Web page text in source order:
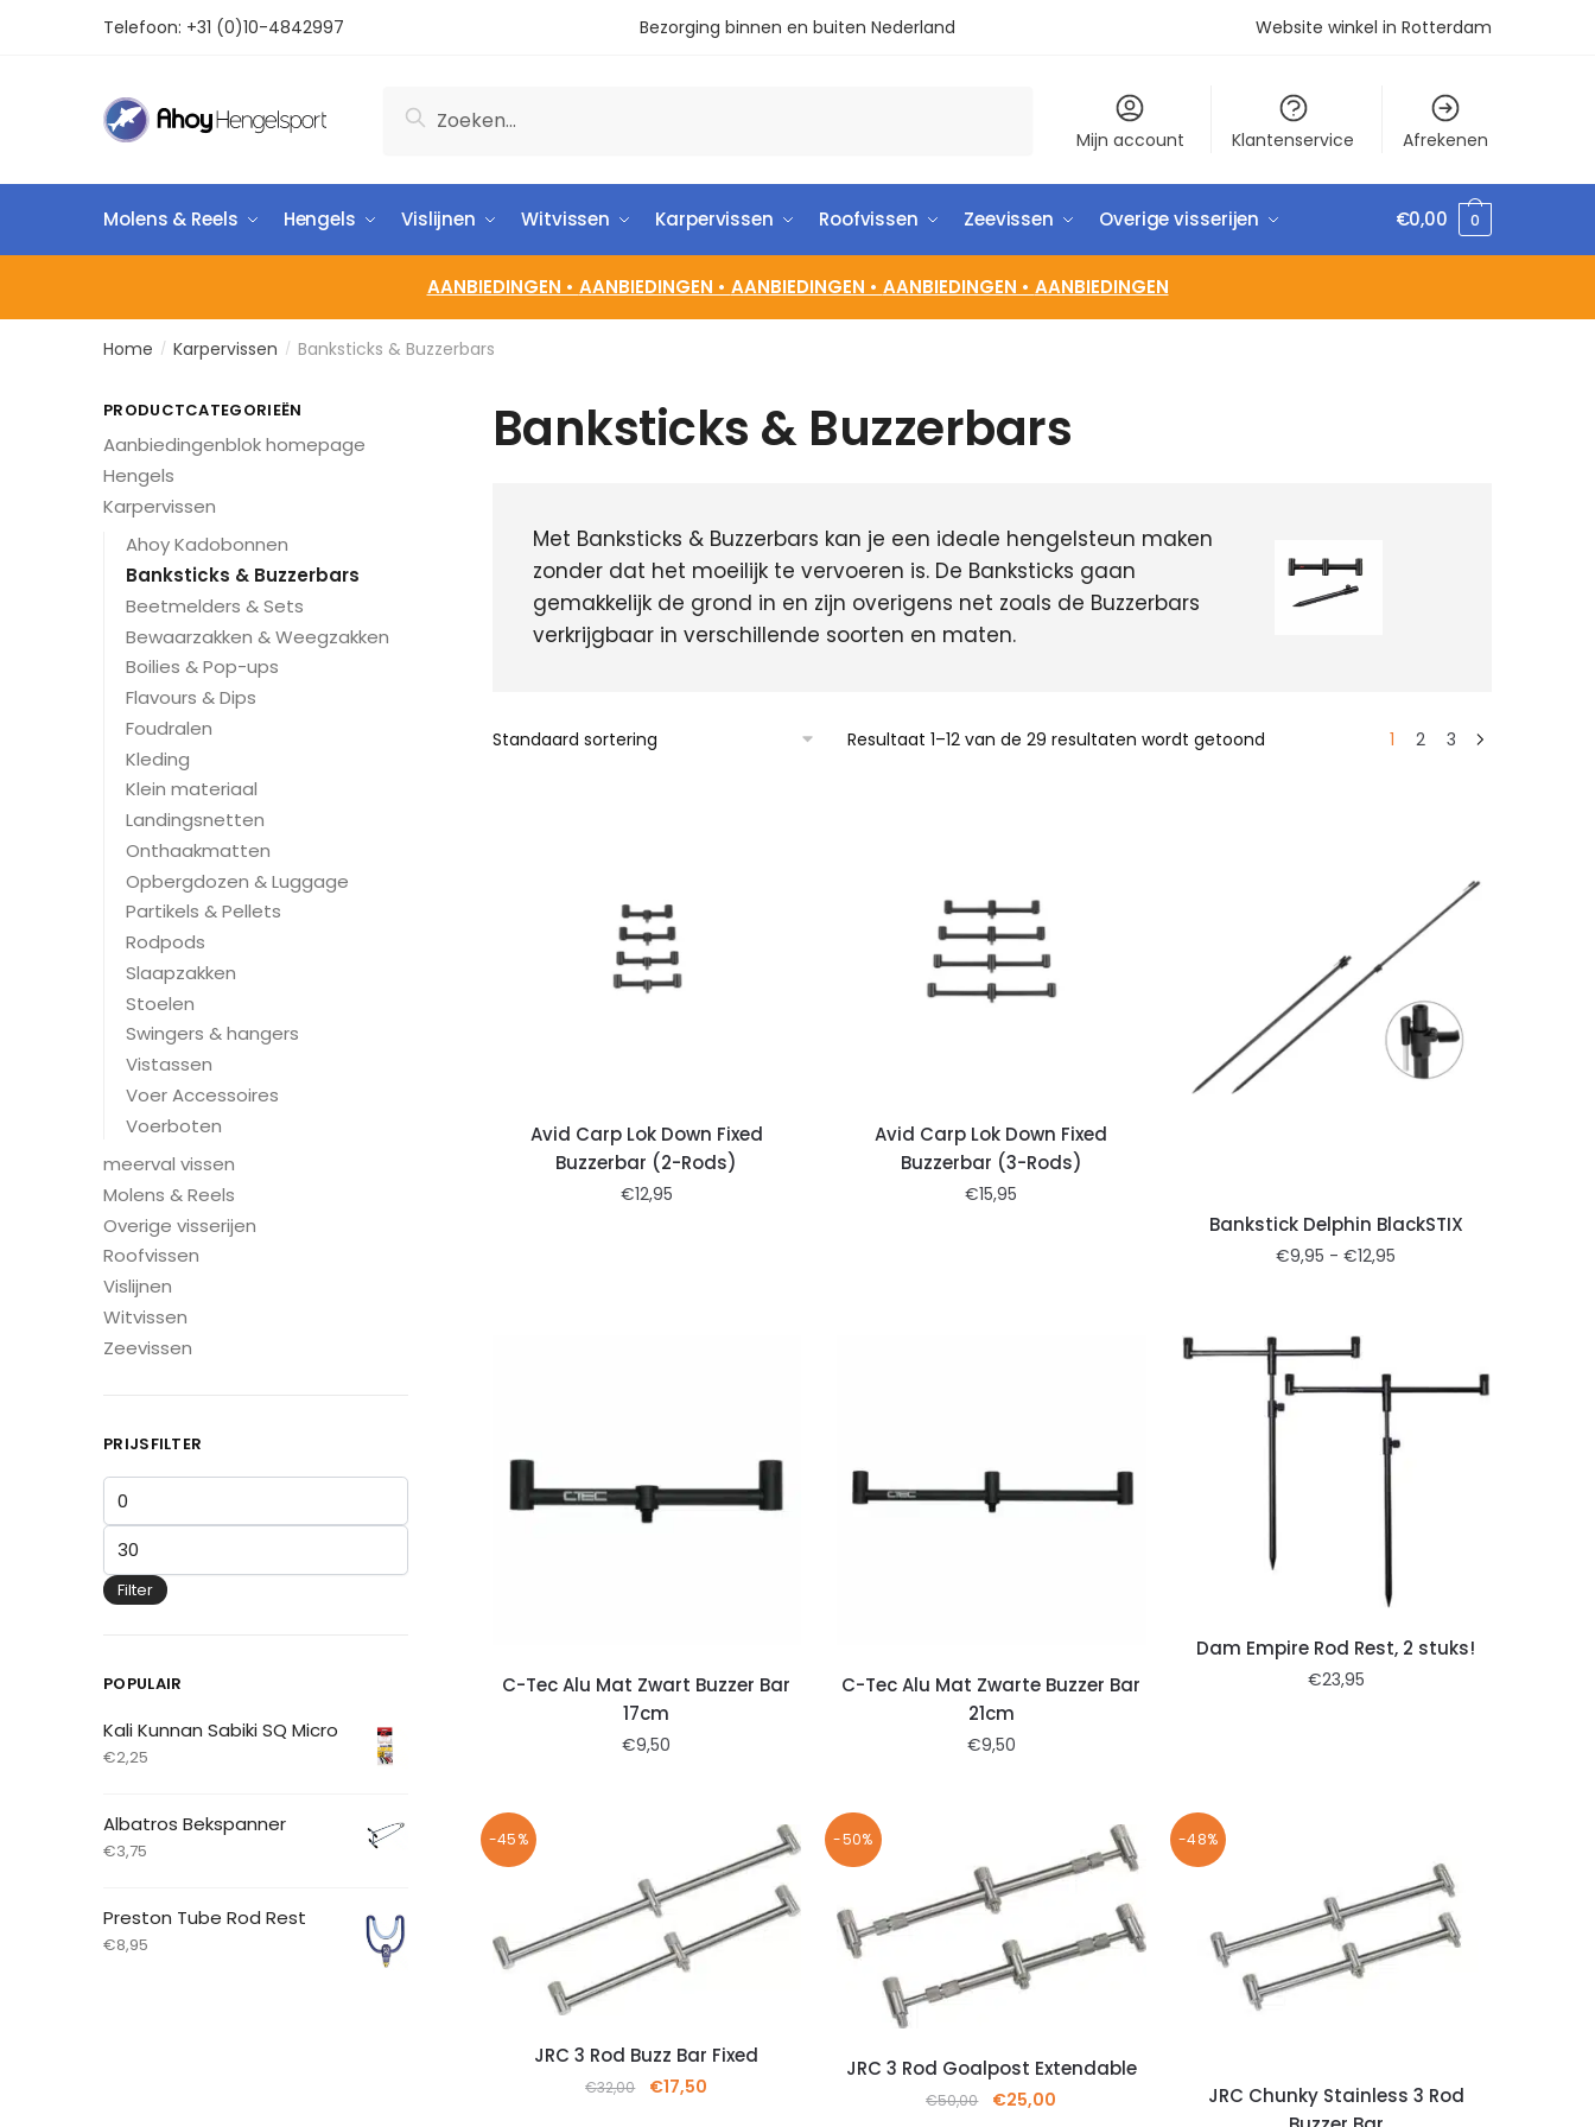
Telefoon: +31 (0)10-4842997 Bezorging binnen en buiten Nederland Website winkel in Rotterdam
Zoeken
Mijn account Klantenservice Afrekenen
Molens & Reels Hengels Vislijnen Witvissen Karpervissen Roofvissen Zeevissen Overige visserijen €0,00 0
AANBIEDINGEN • AANBIEDINGEN • AANBIEDINGEN • AANBIEDINGEN • AANBIEDINGEN
Home / Karpervissen / Banksticks & Buzzerbars
Banksticks & Buzzerbars
Met Banksticks & Buzzerbars kan je een ideale hengelsteun maken
zonder dat het moeilijk te vervoeren is. De Banksticks gaan
gemakkelijk de grond in en zijn overigens net zoals de Buzzerbars
verkrijgbaar in verschillende soorten en maten.
Resultaat 1–12 van de 29 resultaten wordt getoond 1 2 3
Avid Carp Lok Down Fixed
Buzzerbar (2-Rods)
€12,95
Avid Carp Lok Down Fixed
Buzzerbar (3-Rods)
€15,95
Bankstick Delphin BlackSTIX
€9,95 - €12,95
C-Tec Alu Mat Zwart Buzzer Bar
17cm
€9,50
C-Tec Alu Mat Zwarte Buzzer Bar
21cm
€9,50
Dam Empire Rod Rest, 2 stuks!
€23,95
-45%
JRC 3 Rod Buzz Bar Fixed
€32,00 €17,50
-50%
JRC 3 Rod Goalpost Extendable
€50,00 €25,00
-48%
JRC Chunky Stainless 3 Rod
PRODUCTCATEGORIEËN
Aanbiedingenblok homepage
Hengels
Karpervissen
Ahoy Kadobonnen
Banksticks & Buzzerbars
Beetmelders & Sets
Bewaarzakken & Weegzakken
Boilies & Pop-ups
Flavours & Dips
Foudralen
Kleding
Klein materiaal
Landingsnetten
Onthaakmatten
Opbergdozen & Luggage
Partikels & Pellets
Rodpods
Slaapzakken
Stoelen
Swingers & hangers
Vistassen
Voer Accessoires
Voerboten
meerval vissen
Molens & Reels
Overige visserijen
Roofvissen
Vislijnen
Witvissen
Zeevissen
PRIJSFILTER
Filter
POPULAIR
Kali Kunnan Sabiki SQ Micro
€2,25
Albatros Bekspanner
€3,75
Preston Tube Rod Rest
€8,95